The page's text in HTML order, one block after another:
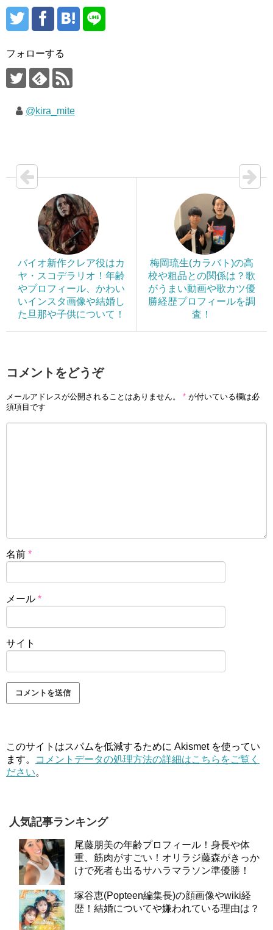
フォローする
@kira_mite
バイオ新作クレア役はカ
ヤ・スコデラリオ！年齢
やプロフィール、かわい
いインスタ画像や結婚し
た旦那や子供について！
梅岡琉生(カラバト)の高
校や粗品との関係は？歌
がうまい動画や歌カツ優
勝経歴プロフィールを調
査！
コメントをどうぞ
メールアドレスが公開されることはありません。 * が付いている欄は必
須項目です
名前 *
メール *
サイト
このサイトはスパムを低減するために Akismet を使ってい
ます。
コメントデータの処理方法の詳細はこちらをご覧く
ださい。
人気記事ランキング
尾藤朋美の年齢プロフィール！身長や体
重、筋肉がすごい！オリラジ藤森がきっか
けで死者も出るサハラマラソン準優勝！
塚谷恵(Popteen編集長)の顔画像やwiki経
歴！結婚についてや嫌われている理由は？